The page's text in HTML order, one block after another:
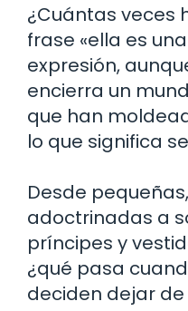
¿Cuántas veces
frase «ella es
expresión,
encierra un
que han
lo que significa
Desde
adoctrinadas a
príncipes y
¿qué pasa
deciden dejar